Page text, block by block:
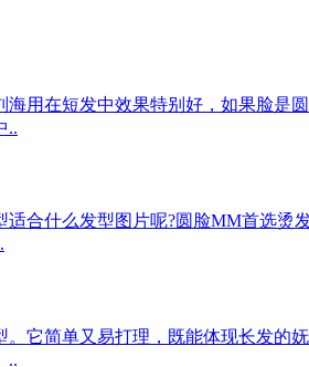
用在短发中效果特别好，如果脸
..
合什么发型图片呢?圆脸MM首选
它简单又易打理，既能体现长发的
..